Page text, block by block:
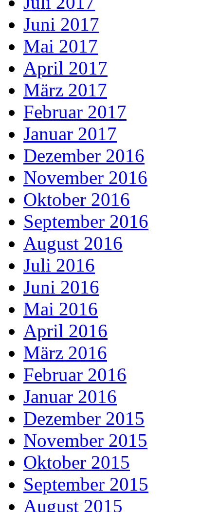
Juni 2017
Mai 2017
April 2017
März 2017
Februar 2017
Januar 2017
Dezember 2016
November 2016
Oktober 2016
September 2016
August 2016
Juli 2016
Juni 2016
Mai 2016
April 2016
März 2016
Februar 2016
Januar 2016
Dezember 2015
November 2015
Oktober 2015
September 2015
August 2015